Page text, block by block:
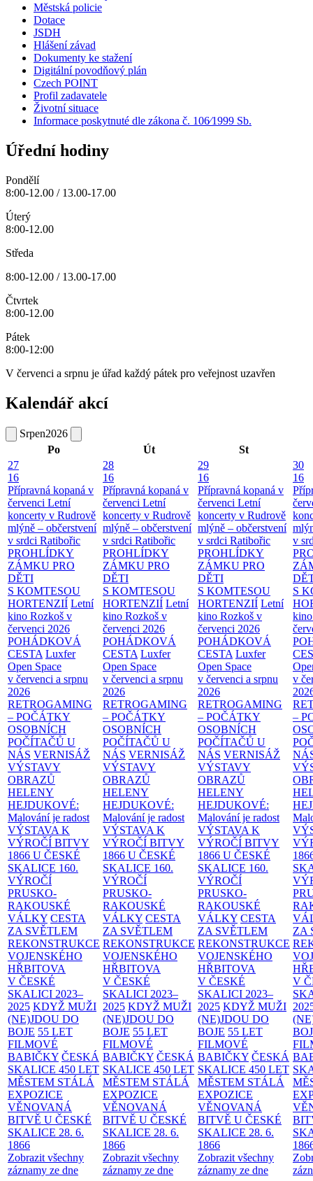
Městská policie
Dotace
JSDH
Hlášení závad
Dokumenty ke stažení
Digitální povodňový plán
Czech POINT
Profil zadavatele
Životní situace
Informace poskytnuté dle zákona č. 106⁄1999 Sb.
Úřední hodiny
Pondělí
8:00-12.00 / 13.00-17.00
Úterý
8:00-12.00
Středa
8:00-12.00 / 13.00-17.00
Čtvrtek
8:00-12.00
Pátek
8:00-12:00
V červenci a srpnu je úřad každý pátek pro veřejnost uzavřen
Kalendář akcí
Srpen2026
Po
Út
St
27
16
Přípravná kopaná v
červenci Letní
koncerty v Rudrově
mlýně – občerstvení
v srdci Ratibořic
PROHLÍDKY
ZÁMKU PRO
DĚTI
S KOMTESOU
HORTENZIÍ Letní
kino Rozkoš v
červenci 2026
POHÁDKOVÁ
CESTA Luxfer
Open Space
v červenci a srpnu
2026
RETROGAMING
– POČÁTKY
OSOBNÍCH
POČÍTAČŮ U
NÁS VERNISÁŽ
VÝSTAVY
OBRAZŮ
HELENY
HEJDUKOVÉ:
Malování je radost
VÝSTAVA K
VÝROČÍ BITVY
1866 U ČESKÉ
SKALICE 160.
VÝROČÍ
PRUSKO-
RAKOUSKÉ
VÁLKY CESTA
ZA SVĚTLEM
REKONSTRUKCE
VOJENSKÉHO
HŘBITOVA
V ČESKÉ
SKALICI 2023–
2025 KDYŽ MUŽI
(NE)JDOU DO
BOJE 55 LET
FILMOVÉ
BABIČKY ČESKÁ
SKALICE 450 LET
MĚSTEM STÁLÁ
EXPOZICE
VĚNOVANÁ
BITVĚ U ČESKÉ
SKALICE 28. 6.
1866
Zobrazit všechny
záznamy ze dne
28
16
Přípravná kopaná v
červenci Letní
koncerty v Rudrově
mlýně – občerstvení
v srdci Ratibořic
PROHLÍDKY
ZÁMKU PRO
DĚTI
S KOMTESOU
HORTENZIÍ Letní
kino Rozkoš v
červenci 2026
POHÁDKOVÁ
CESTA Luxfer
Open Space
v červenci a srpnu
2026
RETROGAMING
– POČÁTKY
OSOBNÍCH
POČÍTAČŮ U
NÁS VERNISÁŽ
VÝSTAVY
OBRAZŮ
HELENY
HEJDUKOVÉ:
Malování je radost
VÝSTAVA K
VÝROČÍ BITVY
1866 U ČESKÉ
SKALICE 160.
VÝROČÍ
PRUSKO-
RAKOUSKÉ
VÁLKY CESTA
ZA SVĚTLEM
REKONSTRUKCE
VOJENSKÉHO
HŘBITOVA
V ČESKÉ
SKALICI 2023–
2025 KDYŽ MUŽI
(NE)JDOU DO
BOJE 55 LET
FILMOVÉ
BABIČKY ČESKÁ
SKALICE 450 LET
MĚSTEM STÁLÁ
EXPOZICE
VĚNOVANÁ
BITVĚ U ČESKÉ
SKALICE 28. 6.
1866
Zobrazit všechny
záznamy ze dne
29
16
Přípravná kopaná v
červenci Letní
koncerty v Rudrově
mlýně – občerstvení
v srdci Ratibořic
PROHLÍDKY
ZÁMKU PRO
DĚTI
S KOMTESOU
HORTENZIÍ Letní
kino Rozkoš v
červenci 2026
POHÁDKOVÁ
CESTA Luxfer
Open Space
v červenci a srpnu
2026
RETROGAMING
– POČÁTKY
OSOBNÍCH
POČÍTAČŮ U
NÁS VERNISÁŽ
VÝSTAVY
OBRAZŮ
HELENY
HEJDUKOVÉ:
Malování je radost
VÝSTAVA K
VÝROČÍ BITVY
1866 U ČESKÉ
SKALICE 160.
VÝROČÍ
PRUSKO-
RAKOUSKÉ
VÁLKY CESTA
ZA SVĚTLEM
REKONSTRUKCE
VOJENSKÉHO
HŘBITOVA
V ČESKÉ
SKALICI 2023–
2025 KDYŽ MUŽI
(NE)JDOU DO
BOJE 55 LET
FILMOVÉ
BABIČKY ČESKÁ
SKALICE 450 LET
MĚSTEM STÁLÁ
EXPOZICE
VĚNOVANÁ
BITVĚ U ČESKÉ
SKALICE 28. 6.
1866
Zobrazit všechny
záznamy ze dne
30
16
v
S
v
–
ZA
V